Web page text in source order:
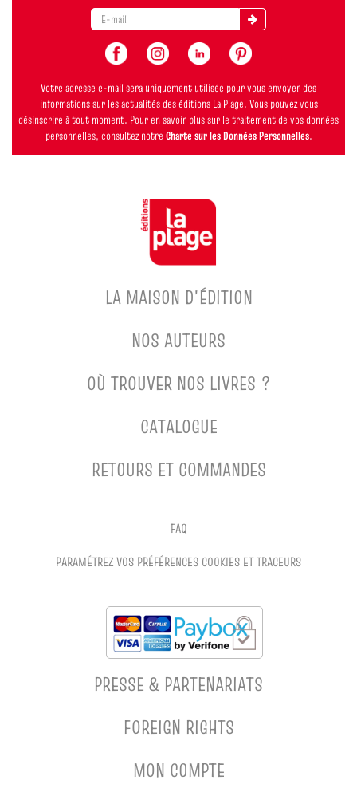
Votre adresse e-mail sera uniquement utilisée pour vous envoyer des
informations sur les actualités des éditions La Plage. Vous pouvez vous
désinscrire à tout moment. Pour en savoir plus sur le traitement de vos données
personnelles, consultez notre Charte sur les Données Personnelles.
LA MAISON D'ÉDITION
NOS AUTEURS
OÙ TROUVER NOS LIVRES ?
CATALOGUE
RETOURS ET COMMANDES
FAQ
PARAMÉTREZ VOS PRÉFÉRENCES COOKIES ET TRACEURS
PRESSE & PARTENARIATS
FOREIGN RIGHTS
MON COMPTE